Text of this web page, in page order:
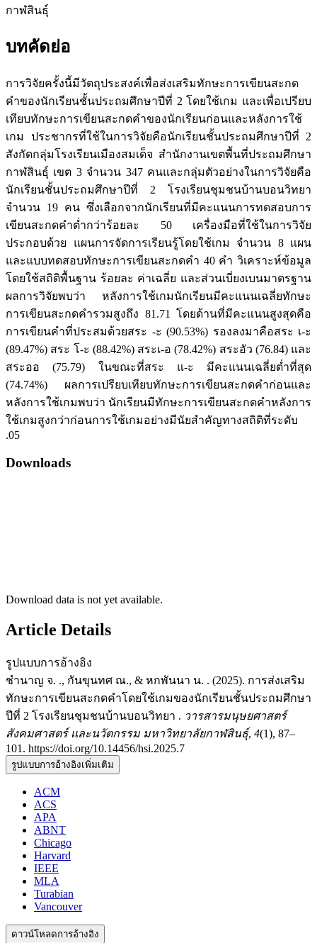
กาฬสินธุ์
บทคัดย่อ
การวิจัยครั้งนี้มีวัตถุประสงค์เพื่อส่งเสริมทักษะการเขียนสะกด
คำของนักเรียนชั้นประถมศึกษาปีที่ 2 โดยใช้เกม และเพื่อเปรียบ
เทียบทักษะการเขียนสะกดคำของนักเรียนก่อนและหลังการใช้
เกม ประชากรที่ใช้ในการวิจัยคือนักเรียนชั้นประถมศึกษาปีที่ 2
สังกัดกลุ่มโรงเรียนเมืองสมเด็จ สำนักงานเขตพื้นที่ประถมศึกษา
กาฬสินธุ์ เขต 3 จำนวน 347 คนและกลุ่มตัวอย่างในการวิจัยคือ
นักเรียนชั้นประถมศึกษาปีที่ 2 โรงเรียนชุมชนบ้านบอนวิทยา
จำนวน 19 คน ซึ่งเลือกจากนักเรียนที่มีคะแนนการทดสอบการ
เขียนสะกดคำต่ำกว่าร้อยละ 50 เครื่องมือที่ใช้ในการวิจัย
ประกอบด้วย แผนการจัดการเรียนรู้โดยใช้เกม จำนวน 8 แผน
และแบบทดสอบทักษะการเขียนสะกดคำ 40 คำ วิเคราะห์ข้อมูล
โดยใช้สถิติพื้นฐาน ร้อยละ ค่าเฉลี่ย และส่วนเบี่ยงเบนมาตรฐาน
ผลการวิจัยพบว่า หลังการใช้เกมนักเรียนมีคะแนนเฉลี่ยทักษะ
การเขียนสะกดคำรวมสูงถึง 81.71 โดยด้านที่มีคะแนนสูงสุดคือ
การเขียนคำที่ประสมด้วยสระ -ะ (90.53%) รองลงมาคือสระ เ-ะ
(89.47%) สระ โ-ะ (88.42%) สระเ-อ (78.42%) สระอัว (76.84) และ
สระออ (75.79) ในขณะที่สระ แ-ะ มีคะแนนเฉลี่ยต่ำที่สุด
(74.74%) ผลการเปรียบเทียบทักษะการเขียนสะกดคำก่อนและ
หลังการใช้เกมพบว่า นักเรียนมีทักษะการเขียนสะกดคำหลังการ
ใช้เกมสูงกว่าก่อนการใช้เกมอย่างมีนัยสำคัญทางสถิติที่ระดับ
.05
Downloads
Download data is not yet available.
Article Details
รูปแบบการอ้างอิง
ชำนาญ จ. ., กันขุนทศ ณ., & หกพันนา น. . (2025). การส่งเสริม
ทักษะการเขียนสะกดคำโดยใช้เกมของนักเรียนชั้นประถมศึกษา
ปีที่ 2 โรงเรียนชุมชนบ้านบอนวิทยา . วารสารมนุษยศาสตร์
สังคมศาสตร์ และนวัตกรรม มหาวิทยาลัยกาฬสินธุ์, 4(1), 87–
101. https://doi.org/10.14456/hsi.2025.7
รูปแบบการอ้างอิงเพิ่มเติม
ACM
ACS
APA
ABNT
Chicago
Harvard
IEEE
MLA
Turabian
Vancouver
ดาวน์โหลดการอ้างอิง